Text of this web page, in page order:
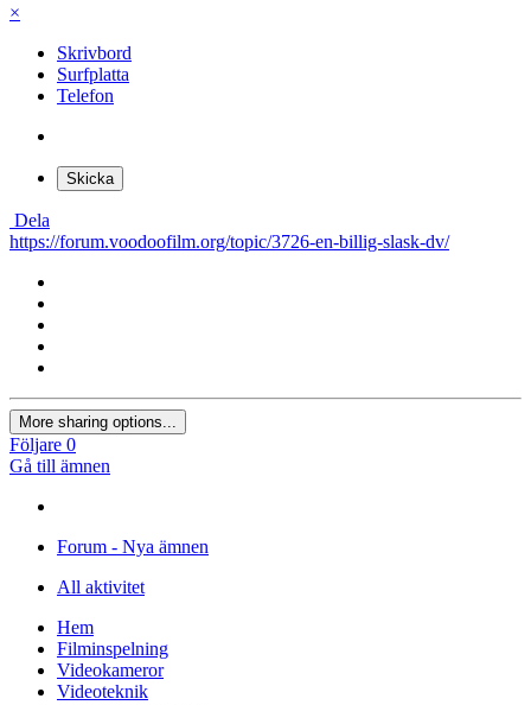
×
Skrivbord
Surfplatta
Telefon
Skicka
Dela
https://forum.voodoofilm.org/topic/3726-en-billig-slask-dv/
More sharing options...
Följare 0
Gå till ämnen
Forum - Nya ämnen
All aktivitet
Hem
Filminspelning
Videokameror
Videoteknik